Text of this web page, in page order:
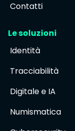
Contatti
Le soluzioni
Identità
Tracciabilità
Digitale e IA
Numismatica